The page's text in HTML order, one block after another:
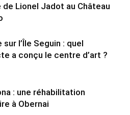
de Lionel Jadot au Château
sur l’Île Seguin : quel
a conçu le centre d’art ?
: une réhabilitation
à Obernai